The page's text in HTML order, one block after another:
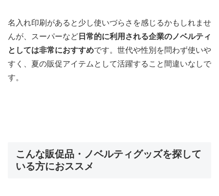
名入れ印刷があると少し使いづらさを感じるかもしれませ
んが、スーパーなど 日常的に利用される企業のノベルティ
としては非常におすすめです。世代や性別を問わず使いや
すく、夏の販促アイテムとして活躍すること間違いなしで
す。
こんな販促品・ノベルティグッズを探して
いる方におススメ